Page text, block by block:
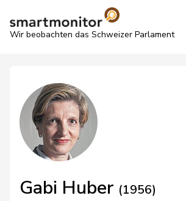
Wir beobachten das Schweizer Parlament
Gabi Huber (1956)